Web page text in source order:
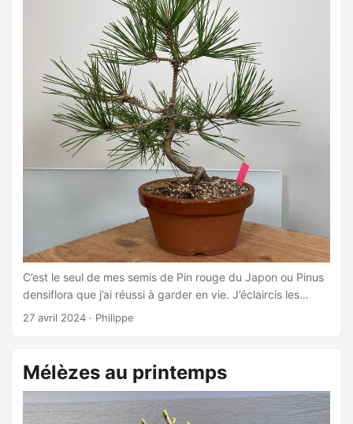
C’est le seul de mes semis de Pin rouge du Japon ou Pinus
densiflora que j’ai réussi à garder en vie. J’éclaircis les
pousses extérieures afin que celles à l’intérieur reçoivent de
27 avril 2024 · Philippe
Mélèzes au printemps